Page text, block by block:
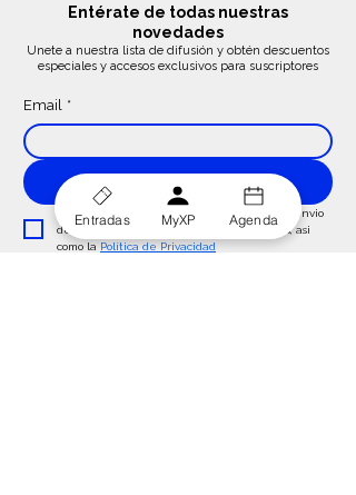
Entérate de todas nuestras
novedades
Unete a nuestra lista de difusión y obtén descuentos
especiales y accesos exclusivos para suscriptores
Email *
Suscribirse
Acepto el tratamiento de mis datos para el envio
de comunicaciones de productos o servicios, asi
como la Política de Privacidad
Entradas MyXP Agenda